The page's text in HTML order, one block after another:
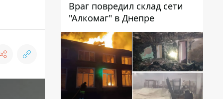
Враг повредил склад сети
"Алкомаг" в Днепре